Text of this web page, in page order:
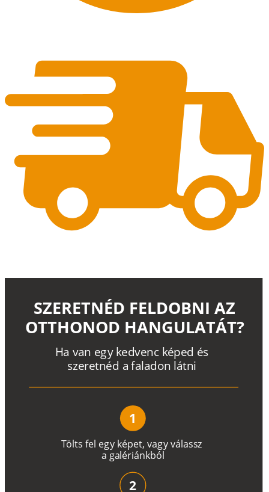
Tölts fel egy képet, vagyválassz
a galériánkból
Ha van egy kedvenc képed és
szeretnéd a faladon látni
SZERETNÉD FELDOBNI AZ
OTTHONOD HANGULATÁT?
1
2